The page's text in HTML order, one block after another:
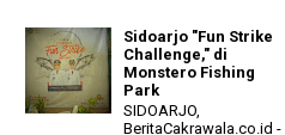
Sidoarjo "Fun Strike
Challenge," di
Monstero Fishing
Park
SIDOARJO,
BeritaCakrawala.co.id -